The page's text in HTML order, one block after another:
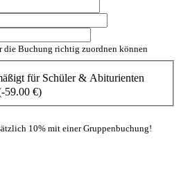
Buchung richtig zuordnen können
für Schüler & Abiturienten
59.00 €)
10% mit einer Gruppenbuchung!